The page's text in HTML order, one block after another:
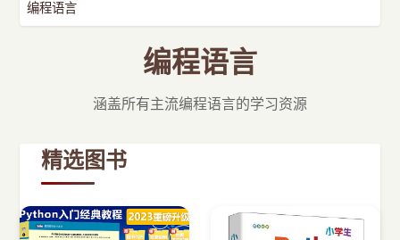
编程语言
编程语言
涵盖所有主流编程语言的学习资源
精选图书